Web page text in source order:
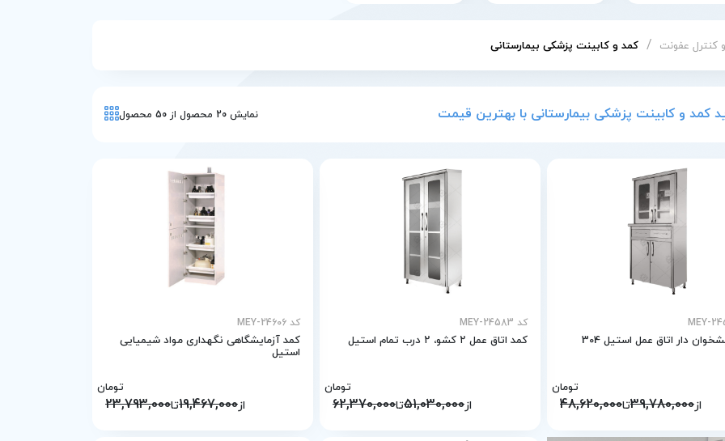
کنترل عفونت / کمد و کابینت پزشکی بیمارستانی
کمد و کابینت پزشکی بیمارستانی با بهترین قیمت نمایش 20 محصول از 50 محصول
دار اتاق عمل استیل 304
از39,780,000تا48,620,000
تومان
کد MEY-24583
کمد اتاق عمل ۲ کشو، ۲ درب تمام استیل
از51,030,000تا62,370,000
تومان
کد MEY-24606
کمد آزمایشگاهی نگهداری مواد شیمیایی
استیل
از19,467,000تا23,793,000
تومان